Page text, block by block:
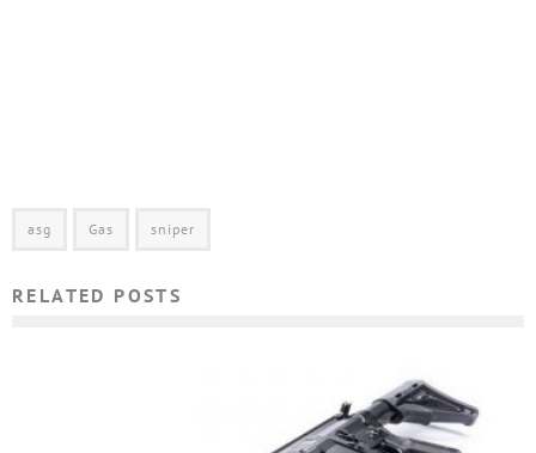
asg Gas sniper
RELATED POSTS